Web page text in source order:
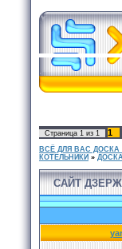
Страница 1 из 1 1
ВСЁ ДЛЯ ВАС
КОТЕЛЬНИКИ »
САЙТ